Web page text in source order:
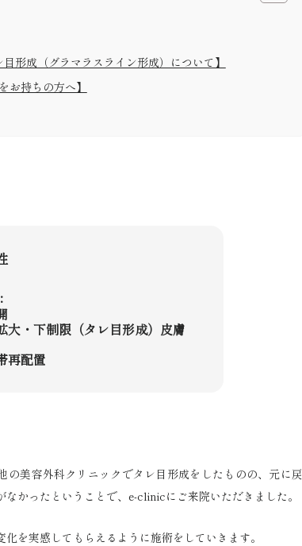
目形成（グラマラスライン形成）について】
お持ちの方へ】
です。･:*+.’
：
大・下制限（タレ目形成）皮膚
再配置
の美容外科クリニックでタレ目形成をしたものの、元に戻
なかったということで、e-clinicにご来院いただきました。
化を実感してもらえるように施術をしていきます。